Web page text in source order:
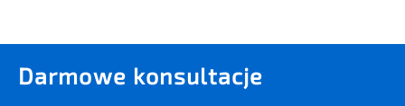
Darmowe konsultacje